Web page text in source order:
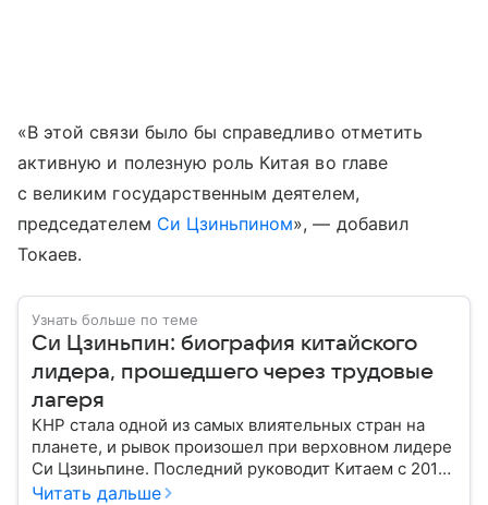
«В этой связи было бы справедливо отметить
активную и полезную роль Китая во главе
с великим государственным деятелем,
председателем Си Цзиньпином», — добавил
Токаев.
Узнать больше по теме
Си Цзиньпин: биография китайского
лидера, прошедшего через трудовые
лагеря
КНР стала одной из самых влиятельных стран на
планете, и рывок произошел при верховном лидере
Си Цзиньпине. Последний руководит Китаем с 2012
года: собрали главное из его биографии.
Читать дальше